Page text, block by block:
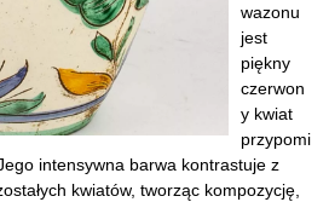
wazonu
jest
piękny
czerwon
y kwiat
przypomi
intensywna barwa kontrastuje z
kwiatów, tworząc kompozycję,